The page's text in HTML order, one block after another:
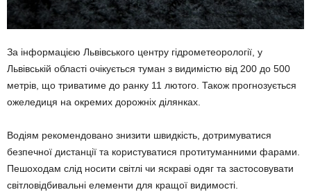
За інформацією Львівського центру гідрометеорології, у
Львівській області очікується туман з видимістю від 200 до 500
метрів, що триватиме до ранку 11 лютого. Також прогнозується
ожеледиця на окремих дорожніх ділянках.
Водіям рекомендовано знизити швидкість, дотримуватися
безпечної дистанції та користуватися протитуманними фарами.
Пешоходам слід носити свiтлi чи яскравi одяг та застосовувати
свiтловiдбивальнi елементи для кращої видимостi.